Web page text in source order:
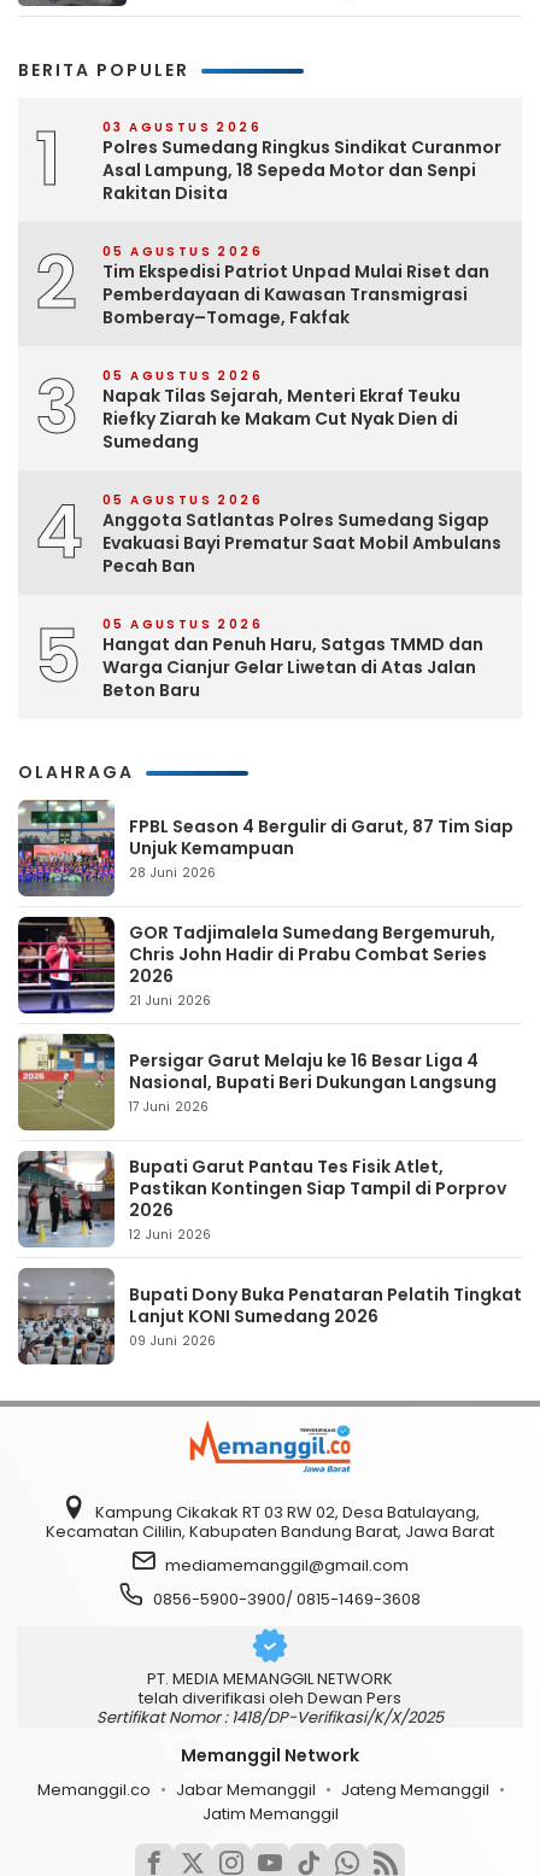
BERITA POPULER
1 03 AGUSTUS 2026
Polres Sumedang Ringkus Sindikat Curanmor
Asal Lampung, 18 Sepeda Motor dan Senpi
Rakitan Disita
2 05 AGUSTUS 2026
Tim Ekspedisi Patriot Unpad Mulai Riset dan
Pemberdayaan di Kawasan Transmigrasi
Bomberay–Tomage, Fakfak
3 05 AGUSTUS 2026
Napak Tilas Sejarah, Menteri Ekraf Teuku
Riefky Ziarah ke Makam Cut Nyak Dien di
Sumedang
4 05 AGUSTUS 2026
Anggota Satlantas Polres Sumedang Sigap
Evakuasi Bayi Prematur Saat Mobil Ambulans
Pecah Ban
5 05 AGUSTUS 2026
Hangat dan Penuh Haru, Satgas TMMD dan
Warga Cianjur Gelar Liwetan di Atas Jalan
Beton Baru
OLAHRAGA
FPBL Season 4 Bergulir di Garut, 87 Tim Siap
Unjuk Kemampuan
28 Juni 2026
GOR Tadjimalela Sumedang Bergemuruh,
Chris John Hadir di Prabu Combat Series
2026
21 Juni 2026
Persigar Garut Melaju ke 16 Besar Liga 4
Nasional, Bupati Beri Dukungan Langsung
17 Juni 2026
Bupati Garut Pantau Tes Fisik Atlet,
Pastikan Kontingen Siap Tampil di Porprov
2026
12 Juni 2026
Bupati Dony Buka Penataran Pelatih Tingkat
Lanjut KONI Sumedang 2026
09 Juni 2026
Kampung Cikakak RT 03 RW 02, Desa Batulayang,
Kecamatan Cililin, Kabupaten Bandung Barat, Jawa Barat
mediamemanggil@gmail.com
0856-5900-3900/ 0815-1469-3608
PT. MEDIA MEMANGGIL NETWORK
telah diverifikasi oleh Dewan Pers
Sertifikat Nomor : 1418/DP-Verifikasi/K/X/2025
Memanggil Network
Memanggil.co Jabar Memanggil
Jateng Memanggil
Jatim Memanggil